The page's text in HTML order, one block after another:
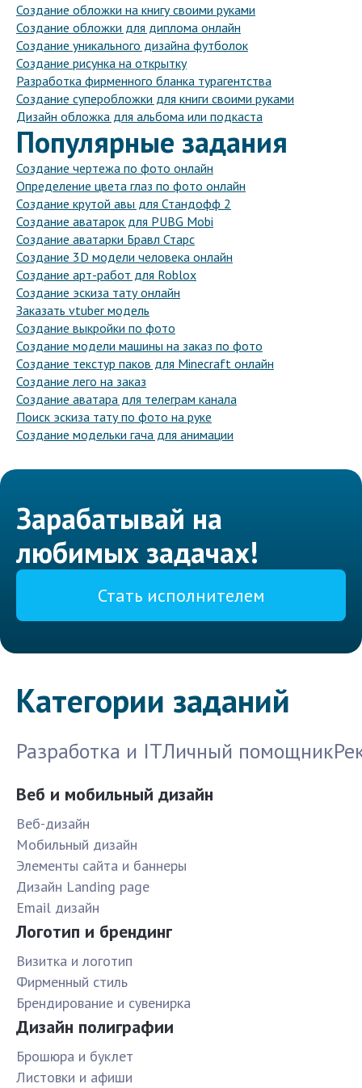
Создание обложки на книгу своими руками
Создание обложки для диплома онлайн
Создание уникального дизайна футболок
Создание рисунка на открытку
Разработка фирменного бланка турагентства
Создание суперобложки для книги своими руками
Дизайн обложка для альбома или подкаста
Популярные задания
Создание чертежа по фото онлайн
Определение цвета глаз по фото онлайн
Создание крутой авы для Стандофф 2
Создание аватарок для PUBG Mobi
Создание аватарки Бравл Старс
Создание 3D модели человека онлайн
Создание арт-работ для Roblox
Создание эскиза тату онлайн
Заказать vtuber модель
Создание выкройки по фото
Создание модели машины на заказ по фото
Создание текстур паков для Minecraft онлайн
Создание лего на заказ
Создание аватара для телеграм канала
Поиск эскиза тату по фото на руке
Создание модельки гача для анимации
Зарабатывай на
любимых задачах!
Стать исполнителем
Категории заданий
Разработка и ITЛичный помощник
Веб и мобильный дизайн
Веб-дизайн
Мобильный дизайн
Элементы сайта и баннеры
Дизайн Landing page
Email дизайн
Логотип и брендинг
Визитка и логотип
Фирменный стиль
Брендирование и сувенирка
Дизайн полиграфии
Брошюра и буклет
Листовки и афиши